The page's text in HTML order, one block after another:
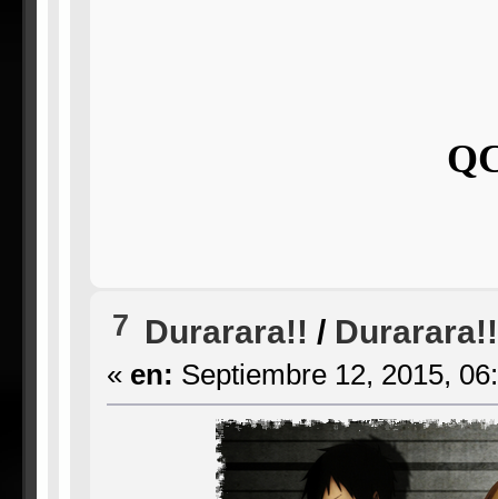
7 Durarara!! /
« en: Septiembre 12, 2015,